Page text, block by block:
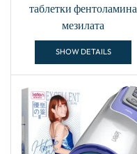
таблетки фентоламина
мезилата
SHOW DETAILS